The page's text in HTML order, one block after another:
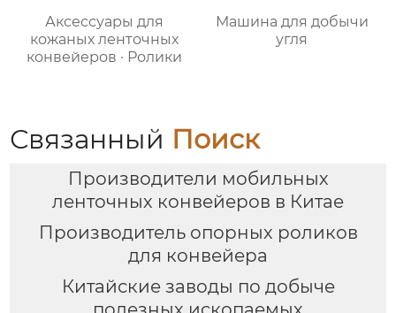
Аксессуары для
кожаных ленточных
конвейеров · Ролики
Машина для добычи
угля
Связанный Поиск
Производители мобильных
ленточных конвейеров в Китае
Производитель опорных роликов
для конвейера
Китайские заводы по добыче